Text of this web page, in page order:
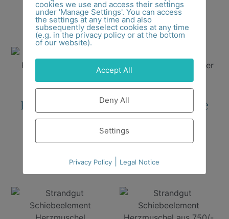
Ausführung wählen Ausführung wählen
Strandgut
Rundankerkette
fein
Ausführung wählen
Strandgut
Rundankerkette
stärker
Ausführung wählen
cookies we use and access their settings
under 'Manage Settings'. You can access
the settings at any time and also
subsequently deselect cookies at any time
(e.g. in the privacy policy or at the bottom
of our website).
Accept All
Deny All
Settings
Privacy Policy Legal Notice